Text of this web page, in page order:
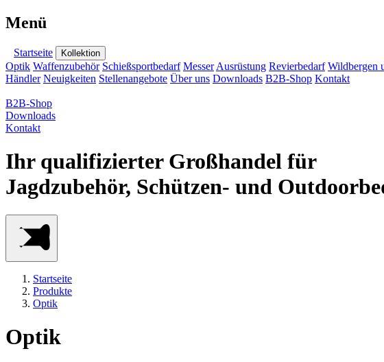
Menü
Startseite Kollektion
Optik Waffenzubehör Schießsportbedarf Messer Ausrüstung Revierbedarf Wildbergen
Händler Neuigkeiten Stellenangebote Über uns Downloads B2B-Shop Kontakt
B2B-Shop
Downloads
Kontakt
Ihr qualifizierter Großhandel für
Jagdzubehör, Schützen- und
Startseite
Produkte
Optik
Optik